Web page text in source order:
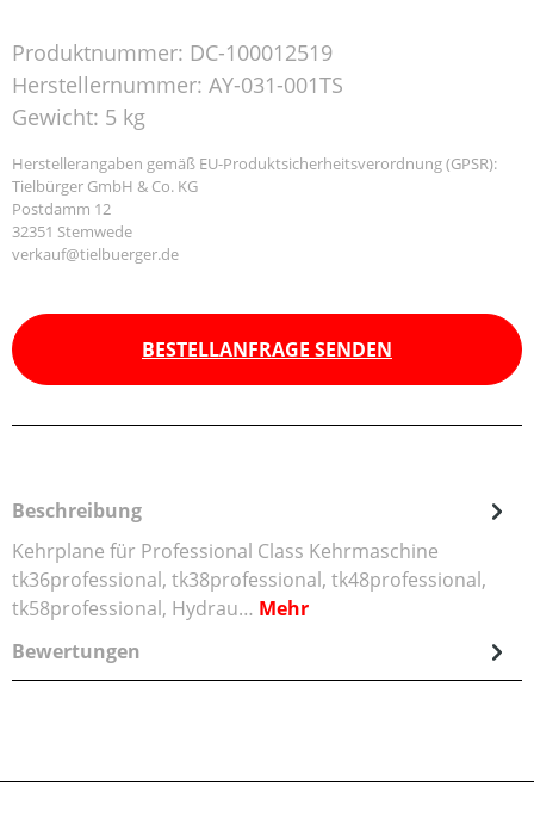
Produktnummer: DC-100012519
Herstellernummer: AY-031-001TS
Gewicht: 5 kg
Herstellerangaben gemäß EU-Produktsicherheitsverordnung (GPSR):
Tielbürger GmbH & Co. KG
Postdamm 12
32351 Stemwede
verkauf@tielbuerger.de
BESTELLANFRAGE SENDEN
Beschreibung
Kehrplane für Professional Class Kehrmaschine
tk36professional, tk38professional, tk48professional,
tk58professional, Hydrau… Mehr
Bewertungen